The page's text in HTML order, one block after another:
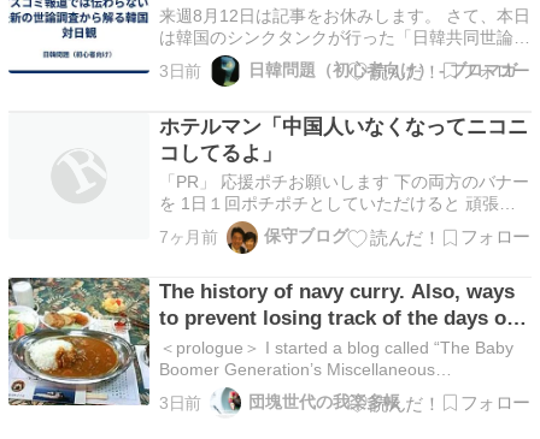
来週8月12日は記事をお休みします。 さて、本日
は韓国のシンクタンクが行った「日韓共同世論調
査」で、韓国人の対日観が改善したというニュー
スに関する内容を扱っていきいます。 今回の世
件のみが伝えられており、メディアによって伝え
方に偏りもあ…
3日前 日韓問題（初心者向け） - ブロマガ
ホテルマン「中国人いなくなってニコニ
コしてるよ」
「PR」 応援ポチお願いします 下の両方のバナー
を 1日１回ポチポチとしていただけると 頑張る
勇気になります ここをポチッと❗人気ブログラン
キング ここをポチっと❗にほんブログ村 ごめんや
し、顧客満足度も爆上がり。ホテルは連日高評
価！ス…
7ヶ月前 保守ブログ
The history of navy curry. Also, ways
to prevent losing track of the days of
the week after complete retirement.
＜prologue＞ I started a blog called “The Baby
Boomer Generation’s Miscellaneous
Blog”（Dankai-sedai no garakutatyou:団塊世代
の我楽多（がらくた）帳） in July …
3日前 団塊世代の我楽多帳